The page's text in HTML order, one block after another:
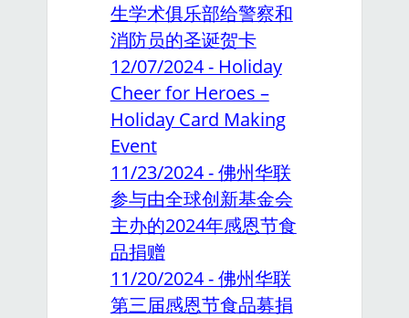
生学术俱乐部给警察和
消防员的圣诞贺卡
12/07/2024 - Holiday
Cheer for Heroes –
Holiday Card Making
Event
11/23/2024 - 佛州华联
参与由全球创新基金会
主办的2024年感恩节食
品捐赠
11/20/2024 - 佛州华联
第三届感恩节食品募捐